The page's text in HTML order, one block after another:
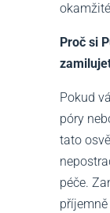
Proč si
Pokud
póry
tato
péče.